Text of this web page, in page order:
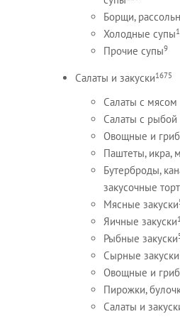
Борщи,
Холодные супы
Прочие супы9
Салаты и закуски1675
Салаты с мясом
Салаты с
Овощные и
Паштеты, икра,
Бутерброды,
закусочные
Мясные закуски
Яичные закуски
Рыбные закуски
Сырные закуски
Овощные и
Пирожки,
Салаты и